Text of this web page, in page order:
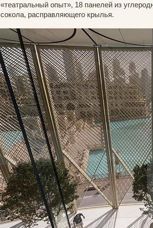
«театральный опыт», 18 панелей из
сокола, расправляющего крылья.